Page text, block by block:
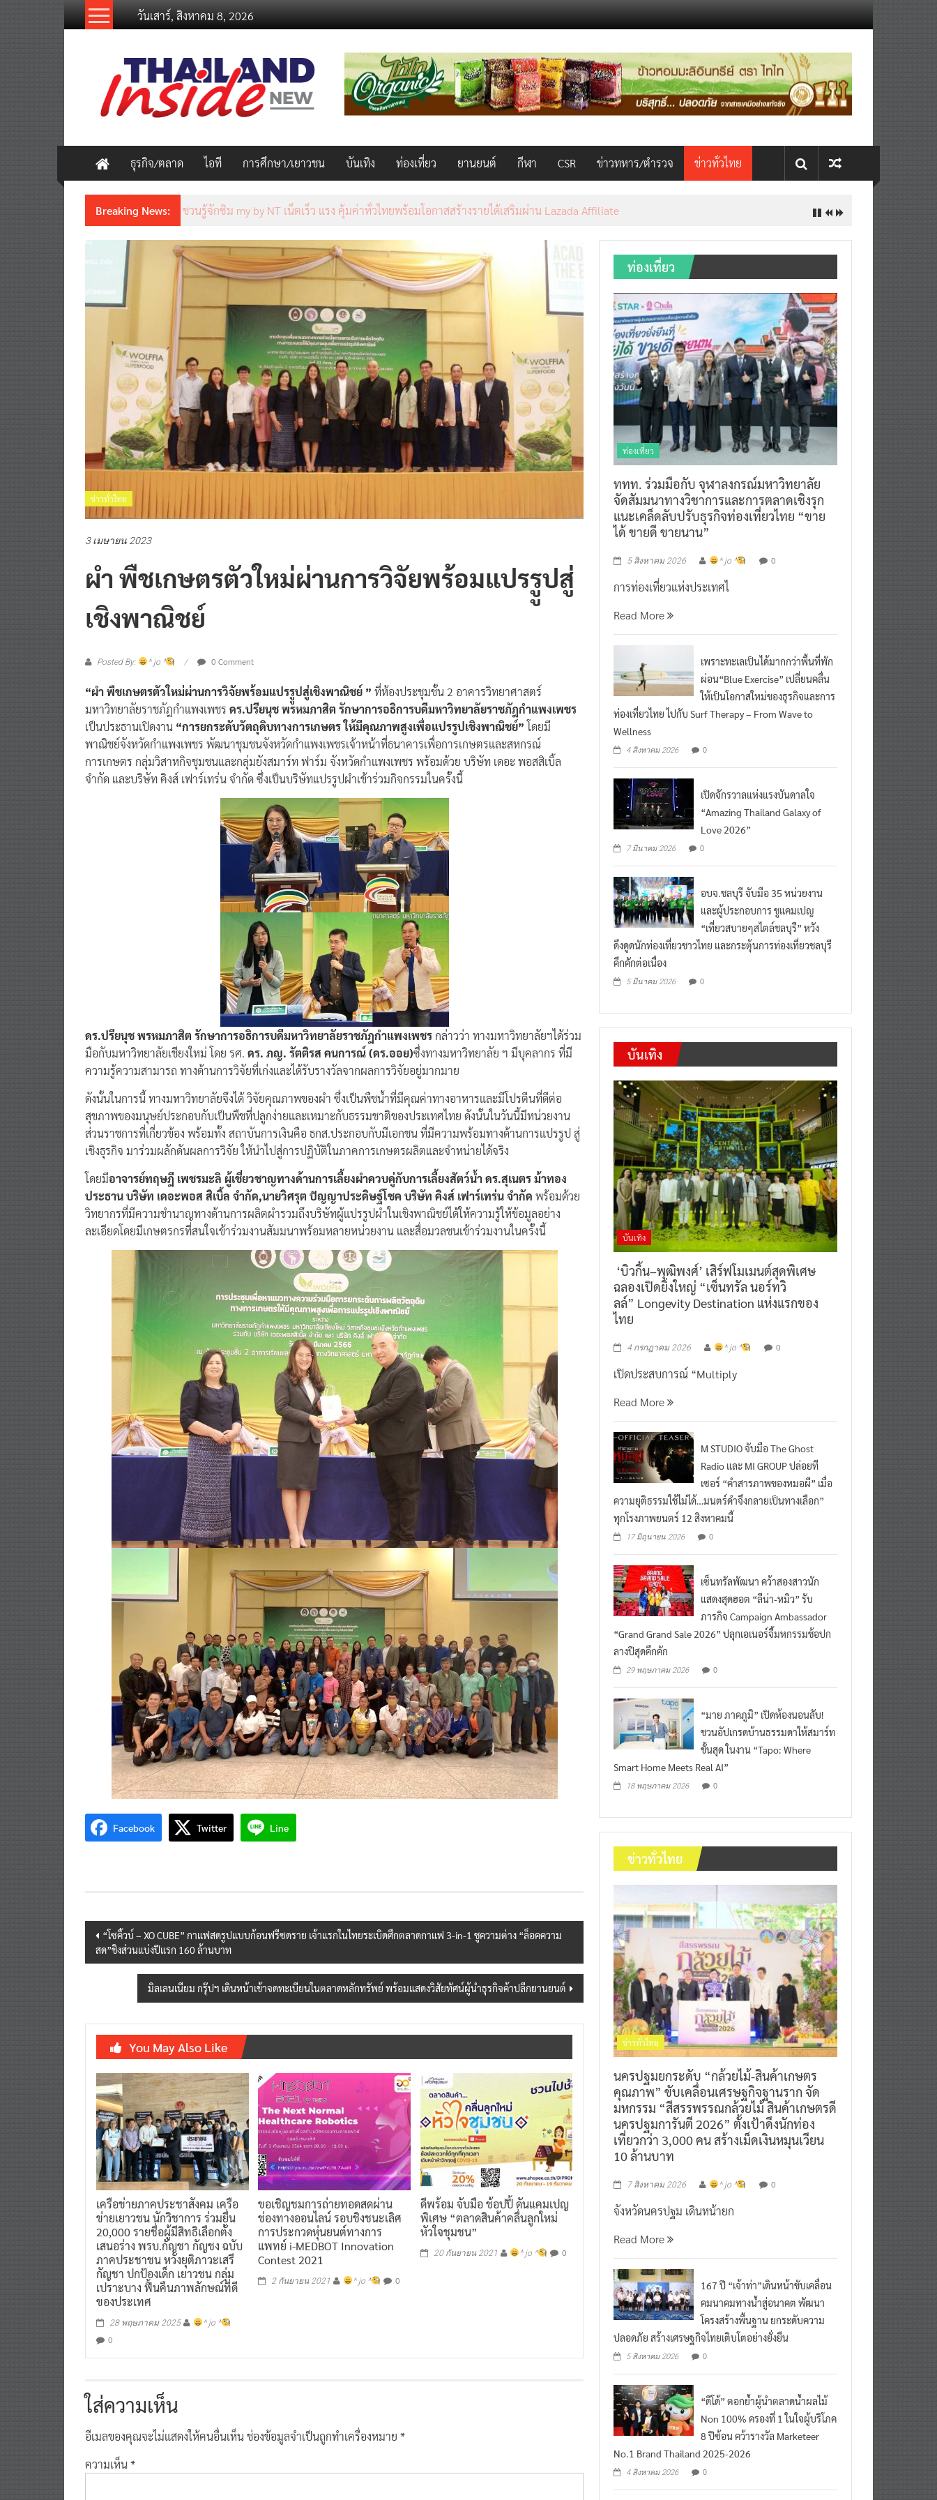
วันเสาร์, สิงหาคม 8, 2026
thailandinsidenew.com
Thailand
Inside
New
ธุรกิจ/ตลาด ไอที การศึกษา/เยาวชน บันเทิง ท่องเที่ยว ยานยนต์ กีฬา CSR ข่าวทหาร/ตำรวจ ข่าวทั่วไทย
Breaking News: ชวนรู้จักซิม my by NT เน็ตเร็ว แรง คุ้มค่าทั่วไทยพร้อมโอกาสสร้างรายได้เสริมผ่าน Lazada Affiliate
ข่าวทั่วไทย
3 เมษายน 2023
ผำ พืชเกษตรตัวใหม่ผ่านการวิจัยพร้อมแปรรููปสู่
เชิงพาณิชย์
Posted By: ^ jo ^ 0 Comment
“ผำ พืชเกษตรตัวใหม่ผ่านการวิจัยพร้อมแปรรููปสู่เชิงพาณิชย์ ” ที่ห้องประชุมชั้น 2 อาคารวิทยาศาสตร์
มหาวิทยาลัยราชภัฎกำแพงเพชร ดร.ปรียนุช พรหมภาสิต รักษาการอธิการบดีมหาวิทยาลัยราชภัฎกำแพงเพชร
เป็นประธานเปิดงาน “การยกระดับวัตถุดิบทางการเกษตร ให้มีคุณภาพสูงเพื่อแปรรูปเชิงพาณิชย์” โดยมี
พาณิชย์จังหวัดกำแพงเพชร พัฒนาชุมชนจังหวัดกำแพงเพชรเจ้าหน้าที่ธนาคารเพื่อการเกษตรและสหกรณ์
การเกษตร กลุ่มวิสาหกิจชุมชนและกลุ่มยังสมาร์ท ฟาร์ม จังหวัดกำแพงเพชร พร้อมด้วย บริษัท เดอะ พอสสิเบิ้ล
จำกัด และบริษัท คิงส์ เฟาร์เทร่น จำกัด ซึ่งเป็นบริษัทแปรรูปผำเข้าร่วมกิจกรรมในครั้งนี้
ดร.ปรียนุช พรหมภาสิต รักษาการอธิการบดีมหาวิทยาลัยราชภัฎกำแพงเพชร กล่าวว่า ทางมหาวิทยาลัยฯได้ร่วม
มือกับมหาวิทยาลัยเชียงใหม่ โดย รศ. ดร. ภญ. รัตติรส คนการณ์ (ดร.ออย)ซึ่งทางมหาวิทยาลัย ฯ มีบุคลากร ที่มี
ความรู้ความสามารถ ทางด้านการวิจัยที่เก่งและได้รับรางวัลจากผลการวิจัยอยู่มากมาย
ดังนั้นในการนี้ ทางมหาวิทยาลัยจึงได้ วิจัยคุณภาพของผำ ซึ่งเป็นพืชน้ำที่มีคุณค่าทางอาหารและมีโปรตีนที่ดีต่อ
สุขภาพของมนุษย์ประกอบกับเป็นพืชที่ปลูกง่ายและเหมาะกับธรรมชาติของประเทศไทย ดังนั้นในวันนี้มีหน่วยงาน
ส่วนราชการที่เกี่ยวข้อง พร้อมทั้ง สถาบันการเงินคือ ธกส.ประกอบกับมีเอกชน ที่มีความพร้อมทางด้านการแปรรูป สู่
เชิงธุรกิจ มาร่วมผลักดันผลการวิจัย ให้นำไปสู่การปฏิบัติในภาคการเกษตรผลิตและจำหน่ายได้จริง
โดยมีอาจารย์ทฤษฎี เพชรมะลิ ผู้เชี่ยวชาญทางด้านการเลี้ยงผำควบคู่กับการเลี้ยงสัตว์น้ำ ดร.สุเนตร ม้าทอง
ประธาน บริษัท เดอะพอส สิเบิ้ล จำกัด,นายวิศรุต ปัญญาประดิษฐ์โชค บริษัท คิงส์ เฟาร์เทร่น จำกัด พร้อมด้วย
วิทยากรที่มีความชำนาญทางด้านการผลิตผำรวมถึงบริษัทผู้แปรรูปผำในเชิงพาณิชย์ได้ให้ความรู้ให้ข้อมูลอย่าง
ละเอียดโดยมีเกษตรกรที่สนใจเข้าร่วมงานสัมมนาพร้อมหลายหน่วยงาน และสื่อมวลชนเข้าร่วมงานในครั้งนี้
Facebook Twitter Line
Post
navigation
“โซคิ้วบ์ – XO CUBE” กาแฟสดรูปแบบก้อนฟรีซดราย เจ้าแรกในไทยระเบิดศึกตลาดกาแฟ 3-in-1 ชูความต่าง “ล็อคความ
สด”ชิงส่วนแบ่งปีแรก 160 ล้านบาท
มิลเลนเนียม กรุ๊ปฯ เดินหน้าเข้าจดทะเบียนในตลาดหลักทรัพย์ พร้อมแสดงวิสัยทัศน์ผู้นำธุรกิจค้าปลีกยานยนต์
You May Also Like
เครือข่ายภาคประชาสังคม เครือ
ข่ายเยาวชน นักวิชาการ ร่วมยื่น
20,000 รายชื่อผู้มีสิทธิเลือกตั้ง
เสนอร่าง พรบ.กัญชา กัญชง ฉบับ
ภาคประชาชน หวังยุติภาวะเสรี
กัญชา ปกป้องเด็ก เยาวชน กลุ่ม
เปราะบาง ฟื้นคืนภาพลักษณ์ที่ดี
ของประเทศ
28 พฤษภาคม 2025 ^ jo ^
0
ขอเชิญชมการถ่ายทอดสดผ่าน
ช่องทางออนไลน์ รอบชิงชนะเลิศ
การประกวดหุ่นยนต์ทางการ
แพทย์ i-MEDBOT Innovation
Contest 2021
2 กันยายน 2021 ^ jo ^ 0
ดีพร้อม จับมือ ช้อปปี้ ดันแคมเปญ
พิเศษ “ตลาดสินค้าคลื่นลูกใหม่
หัวใจชุมชน”
20 กันยายน 2021 ^ jo ^ 0
ใส่ความเห็น
อีเมลของคุณจะไม่แสดงให้คนอื่นเห็นช่องข้อมูลจำเป็นถูกทำเครื่องหมาย *
ความเห็น*
ท่องเที่ยว
ท่องเที่ยว
ททท. ร่วมมือกับ จุฬาลงกรณ์มหาวิทยาลัย
จัดสัมมนาทางวิชาการและการตลาดเชิงรุก
แนะเคล็ดลับปรับธุรกิจท่องเที่ยวไทย “ขาย
ได้ ขายดี ขายนาน”
5 สิงหาคม 2026 ^ jo ^ 0
การท่องเที่ยวแห่งประเทศไ
Read More
เพราะทะเลเป็นได้มากกว่าพื้นที่พัก
ผ่อน“Blue Exercise” เปลี่ยนคลื่น
ให้เป็นโอกาสใหม่ของธุรกิจและการ
ท่องเที่ยวไทย ไปกับ Surf Therapy – From Wave to
Wellness
4 สิงหาคม 2026 0
เปิดจักรวาลแห่งแรงบันดาลใจ
“Amazing Thailand Galaxy of
Love 2026”
7 มีนาคม 2026 0
อบจ.ชลบุรี จับมือ 35 หน่วยงาน
และผู้ประกอบการ ชูแคมเปญ
“เที่ยวสบายๆสไตล์ชลบุรี” หวัง
ดึงดูดนักท่องเที่ยวชาวไทย และกระตุ้นการท่องเที่ยวชลบุรี
คึกคักต่อเนื่อง
5 มีนาคม 2026 0
บันเทิง
บันเทิง
‘บิวกิ้น–พุฒิพงศ์’ เสิร์ฟโมเมนต์สุดพิเศษ
ฉลองเปิดยิ่งใหญ่ “เซ็นทรัล นอร์ทวิ
ลล์” Longevity Destination แห่งแรกของ
ไทย
4 กรกฎาคม 2026 ^ jo ^ 0
เปิดประสบการณ์ “Multiply
Read More
M STUDIO จับมือ The Ghost
Radio และ MI GROUP ปล่อยที
เซอร์ “คำสารภาพของหมอผี” เมื่อ
ความยุติธรรมใช้ไม่ได้…มนตร์ดำจึงกลายเป็นทางเลือก”
ทุกโรงภาพยนตร์ 12 สิงหาคมนี้
17 มิถุนายน 2026 0
เซ็นทรัลพัฒนา คว้าสองสาวนัก
แสดงสุดฮอต “ลีน่า-หมิว” รับ
ภารกิจ Campaign Ambassador
“Grand Grand Sale 2026” ปลุกเอเนอร์จี้มหกรรมช้อปก
ลางปีสุดคึกคัก
29 พฤษภาคม 2026 0
“มาย ภาคภูมิ” เปิดห้องนอนลับ!
ชวนอัปเกรดบ้านธรรมดาให้สมาร์ท
ขั้นสุด ในงาน “Tapo: Where
Smart Home Meets Real AI”
18 พฤษภาคม 2026 0
ข่าวทั่วไทย
ข่าวทั่วไทย
นครปฐมยกระดับ “กล้วยไม้-สินค้าเกษตร
คุณภาพ” ขับเคลื่อนเศรษฐกิจฐานราก จัด
มหกรรม “สีสรรพรรณกล้วยไม้ สินค้าเกษตรดี
นครปฐมการันตี 2026” ตั้งเป้าดึงนักท่อง
เที่ยวกว่า 3,000 คน สร้างเม็ดเงินหมุนเวียน
10 ล้านบาท
7 สิงหาคม 2026 ^ jo ^ 0
จังหวัดนครปฐม เดินหน้ายก
Read More
167 ปี “เจ้าท่า”เดินหน้าขับเคลื่อน
คมนาคมทางน้ำสู่อนาคต พัฒนา
โครงสร้างพื้นฐาน ยกระดับความ
ปลอดภัย สร้างเศรษฐกิจไทยเติบโตอย่างยั่งยืน
5 สิงหาคม 2026 0
“ดีโด้” ตอกย้ำผู้นำตลาดน้ำผลไม้
Non 100% ครองที่ 1 ในใจผู้บริโภค
8 ปีซ้อน คว้ารางวัล Marketeer
No.1 Brand Thailand 2025-2026
4 สิงหาคม 2026 0